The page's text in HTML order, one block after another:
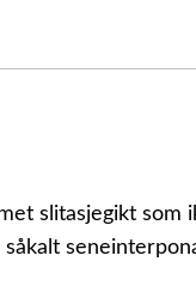
slitasjegikt som